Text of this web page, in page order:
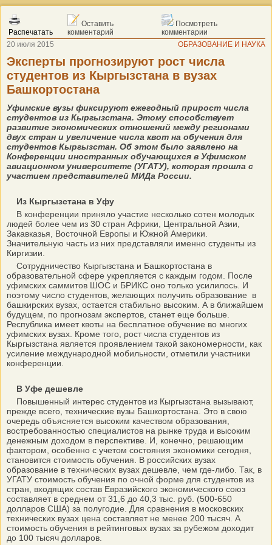
Распечатать
Оставить
комментарий
Посмотреть
комментарии
20 июля 2015
ОБРАЗОВАНИЕ И НАУКА
Эксперты прогнозируют рост числа
студентов из Кыргызстана в вузах
Башкортостана
Уфимские вузы фиксируют ежегодный прирост числа
студентов из Кыргызстана. Этому способствует
развитие экономических отношений между регионами
двух стран и увеличение числа квот на обучения для
студентов Кыргызстан. Об этом было заявлено на
Конференции иностранных обучающихся в Уфимском
авиационном университете (УГАТУ), которая прошла с
участием представителей МИДа России.
Из Кыргызстана в Уфу
В конференции приняло участие несколько сотен молодых
людей более чем из 30 стран Африки, Центральной Азии,
Закавказья, Восточной Европы и Южной Америки.
Значительную часть из них представляли именно студенты из
Киргизии.
Сотрудничество Кыргызстана и Башкортостана в
образовательной сфере укрепляется с каждым годом. После
уфимских саммитов ШОС и БРИКС оно только усилилось. И
поэтому число студентов, желающих получить образование в
башкирских вузах, остается стабильно высоким. А в ближайшем
будущем, по прогнозам экспертов, станет еще больше.
Республика имеет квоты на бесплатное обучение во многих
уфимских вузах. Кроме того, рост числа студентов из
Кыргызстана является проявлением такой закономерности, как
усиление международной мобильности, отметили участники
конференции.
В Уфе дешевле
Повышенный интерес студентов из Кыргызстана вызывают,
прежде всего, технические вузы Башкортостана. Это в свою
очередь объясняется высоким качеством образования,
востребованностью специалистов на рынке труда и высоким
денежным доходом в перспективе. И, конечно, решающим
фактором, особенно с учетом состояния экономики сегодня,
становится стоимость обучения. В российских вузах
образование в технических вузах дешевле, чем где-либо. Так, в
УГАТУ стоимость обучения по очной форме для студентов из
стран, входящих состав Евразийского экономического союз
составляет в среднем от 31,6 до 40,3 тыс. руб. (500-650
долларов США) за полугодие. Для сравнения в московских
технических вузах цена составляет не менее 200 тысяч. А
стоимость обучения в рейтинговых вузах за рубежом доходит
до 100 тысяч долларов.